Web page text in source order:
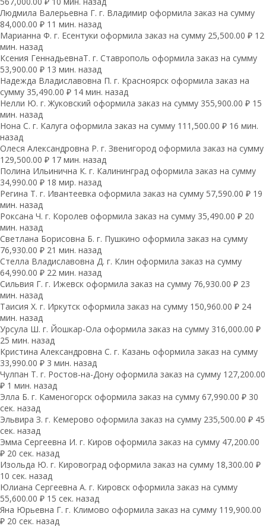
Людмила Валерьевна Г. г. Владимир оформила заказ на сумму
84,000.00 ₽ 11 мин. назад
Марианна Ф. г. Есентуки оформила заказ на сумму 25,500.00 ₽ 12
мин. назад
Ксения ГеннадьевнаТ. г. Ставрополь оформила заказ на сумму
53,900.00 ₽ 13 мин. назад
Надежда Владиславовна П. г. Красноярск оформила заказ на
сумму 35,490.00 ₽ 14 мин. назад
Нелли Ю. г. Жуковский оформила заказ на сумму 355,900.00 ₽ 15
мин. назад
Нона С. г. Калуга оформила заказ на сумму 111,500.00 ₽ 16 мин.
назад
Олеся Александровна Р. г. Звенигород оформила заказ на сумму
129,500.00 ₽ 17 мин. назад
Полина Ильинична К. г. Калининград оформила заказ на сумму
34,990.00 ₽ 18 мир. назад
Регина Т. г. Ивантеевка оформила заказ на сумму 57,590.00 ₽ 19
мин. назад
Роксана Ч. г. Королев оформила заказ на сумму 35,490.00 ₽ 20
мин. назад
Светлана Борисовна Б. г. Пушкино оформила заказ на сумму
76,930.00 ₽ 21 мин. назад
Стелла Владиславовна Д. г. Клин оформила заказ на сумму
64,990.00 ₽ 22 мин. назад
Сильвия Г. г. Ижевск оформила заказ на сумму 76,930.00 ₽ 23
мин. назад
Таисия Х. г. Иркутск оформила заказ на сумму 150,960.00 ₽ 24
мин. назад
Урсула Ш. г. Йошкар-Ола оформила заказ на сумму 316,000.00 ₽
25 мин. назад
Кристина Александровна С. г. Казань оформила заказ на сумму
33,990.00 ₽ 3 мин. назад
Чулпан Т. г. Ростов-на-Дону оформила заказ на сумму 127,200.00
₽ 1 мин. назад
Элла Б. г. Каменогорск оформила заказ на сумму 67,990.00 ₽ 30
сек. назад
Эльвира З. г. Кемерово оформила заказ на сумму 235,500.00 ₽ 45
сек. назад
Эмма Сергеевна И. г. Киров оформила заказ на сумму 47,200.00
₽ 20 сек. назад
Изольда Ю. г. Кировоград оформила заказ на сумму 18,300.00 ₽
10 сек. назад
Юлиана Сергеевна А. г. Кировск оформила заказ на сумму
55,600.00 ₽ 15 сек. назад
Яна Юрьевна Г. г. Климово оформила заказ на сумму 119,900.00
₽ 20 сек. назад